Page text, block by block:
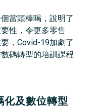
當頭棒喝，說明了
性，令更多零售
，Covid-19加劇了
碼轉型的培訓課程
化及數位轉型